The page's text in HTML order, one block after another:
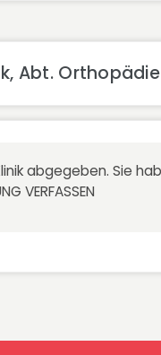
Abt. Orthopädie
abgegeben. Sie
VERFASSEN